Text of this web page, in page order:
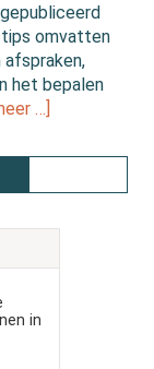
omvatten
het bepalen
…]
in